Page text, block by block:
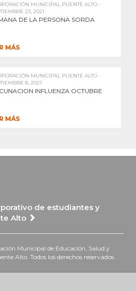
MUNICIPAL PUENTE ALTO -
23, 2021
DE LA PERSONA SORDA
MÁS
MUNICIPAL PUENTE ALTO -
8, 2021
INFLUENZA OCTUBRE
MÁS
de estudiantes y
Alto
Municipal de Educación, Salud y
Alto. Todos los derechos reservados.